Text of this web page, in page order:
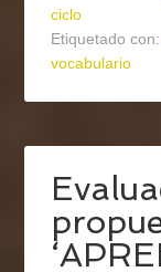
ciclo
Etiquetado
vocabulario